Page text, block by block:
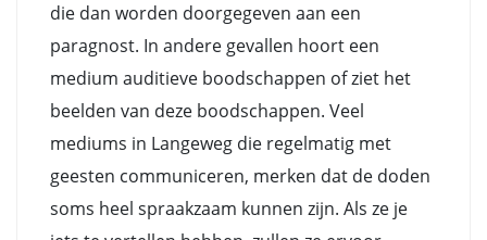
die dan worden doorgegeven aan een
paragnost. In andere gevallen hoort een
medium auditieve boodschappen of ziet het
beelden van deze boodschappen. Veel
mediums in Langeweg die regelmatig met
geesten communiceren, merken dat de doden
soms heel spraakzaam kunnen zijn. Als ze je